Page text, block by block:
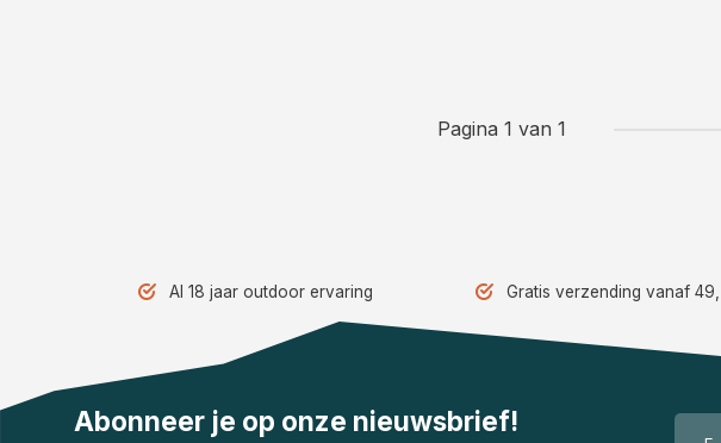
Pagina 1 van 1
Al 18 jaar outdoor ervaring Gratis verzending vanaf
Abonneer je op onze nieuwsbrief!